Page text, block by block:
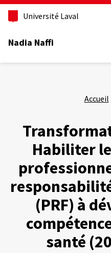
Aller
contenu
Université Laval
Nadia Naffi
Accueil
Habiliter
(PRF) à
santé